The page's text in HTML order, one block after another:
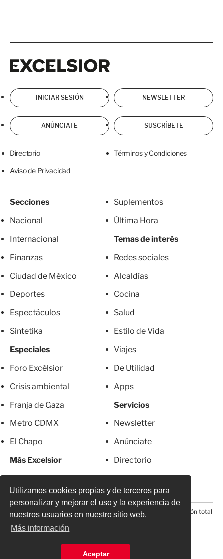
Utilizamos cookies propias y de terceros para
personalizar y mejorar el uso y la experiencia de
nuestros usuarios en nuestro sitio web.
Más información
Aceptar
INICIAR SESIÓN NEWSLETTER
ANÚNCIATE SUSCRÍBETE
Directorio Términos y Condiciones
Aviso de Privacidad
Secciones
Nacional
Internacional
Finanzas
Ciudad de México
Deportes
Espectáculos
Sintetika
Especiales
Foro Excélsior
Crisis ambiental
Franja de Gaza
Metro CDMX
El Chapo
Más Excelsior
Suplementos
Última Hora
Temas de interés
Redes sociales
Alcaldías
Cocina
Salud
Estilo de Vida
Viajes
De Utilidad
Apps
Servicios
Newsletter
Anúnciate
Directorio
© 2026 Todos los derechos reservados. Prohibida la reproducción total
o parcial, incluyendo cualquier medio electrónico*